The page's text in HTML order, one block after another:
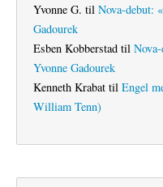
Yvonne G. til Nova-debut:
Gadourek
Esben Kobberstad til
Yvonne Gadourek
Kenneth Krabat til Engel
William Tenn)